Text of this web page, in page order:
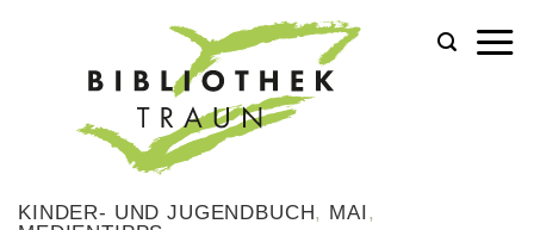
KINDER- UND JUGENDBUCH, MAI,